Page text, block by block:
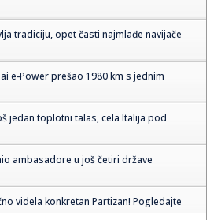
tradiciju, opet časti najmlađe navijače
e-Power prešao 1980 km s jednim
jedan toplotni talas, cela Italija pod
ambasadore u još četiri države
videla konkretan Partizan! Pogledajte